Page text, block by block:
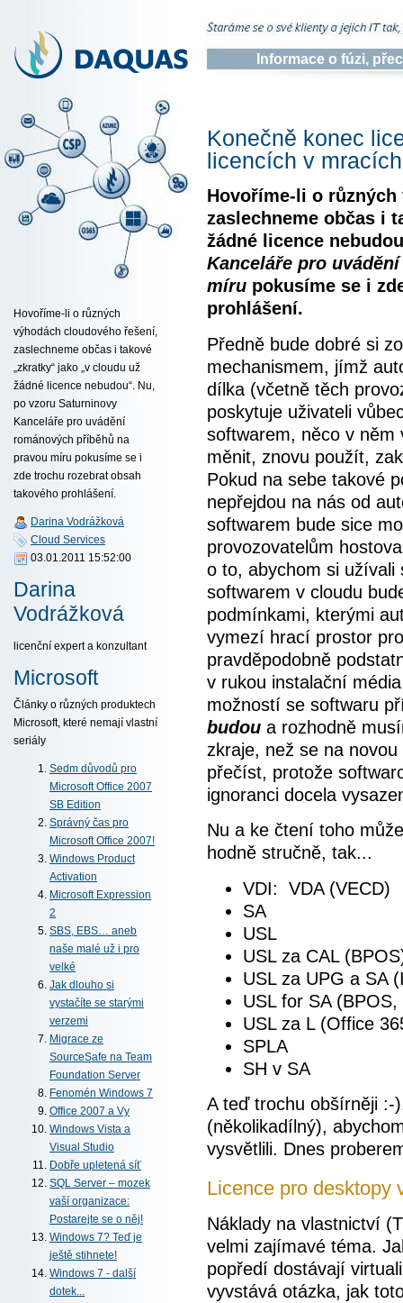
Informace o fúzi,
Hovoříme-li o různých
výhodách cloudového řešení,
zaslechneme občas i takové
„zkratky“ jako „v cloudu už
žádné licence nebudou“. Nu,
po vzoru Saturninovy
Kanceláře pro uvádění
románových příběhů na
pravou míru pokusíme se i
zde trochu rozebrat obsah
takového prohlášení.
Darina Vodrážková
Cloud Services
03.01.2011 15:52:00
Darina
Vodrážková
licenční expert a konzultant
Microsoft
Články o různých produktech
Microsoft, které nemají vlastní
seriály
Sedm důvodů pro
Microsoft Office 2007
SB Edition
Správný čas pro
Microsoft Office 2007!
Windows Product
Activation
Microsoft Expression
2
SBS, EBS… aneb
naše malé už i pro
velké
Jak dlouho si
vystačíte se starými
verzemi
Migrace ze
SourceSafe na Team
Foundation Server
Fenomén Windows 7
Office 2007 a Vy
Windows Vista a
Visual Studio
Dobře upletená síť
SQL Server – mozek
vaší organizace:
Postarejte se o něj!
Windows 7? Teď je
ještě stihnete!
Windows 7 - další
dotek...
Konečně konec
licencích v
Hovoříme-li o
zaslechneme občas i
žádné licence
Kanceláře pro
míru pokusíme se i
prohlášení.
Předně bude dobré si
mechanismem, jímž
dílka (včetně těch
poskytuje uživateli
softwarem, něco v něm
měnit, znovu použít,
Pokud na sebe takové
nepřejdou na nás od
softwarem bude sice
provozovatelům
o to, abychom si užívali
softwarem v cloudu
podmínkami, kterými
vymezí hrací prostor
pravděpodobně
v rukou instalační
možností se softwaru
budou a rozhodně
zkraje, než se na
přečíst, protože
ignoranci docela
Nu a ke čtení toho
hodně stručně, tak...
VDI: VDA (VECD)
SA
USL
USL za CAL
USL za UPG a SA
USL for SA
USL za L (Office
SPLA
SH v SA
A teď trochu obšírněji :-
(několikadílný),
vysvětlili. Dnes
Licence pro desktopy
Náklady na vlastnictví
velmi zajímavé téma.
popředí dostávají
vyvstává otázka, jak